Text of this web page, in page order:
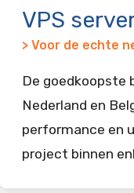
VPS
> Voor de echte
De goedkoopste
Nederland en
performance en
project binnen